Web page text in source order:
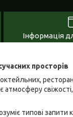
Інформація
просторів
типові запити